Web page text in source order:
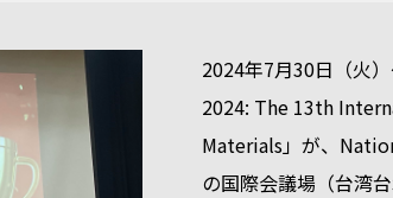
2024年7月30日（火
2024: The 13th
Materials」が、
の国際会議場（台湾